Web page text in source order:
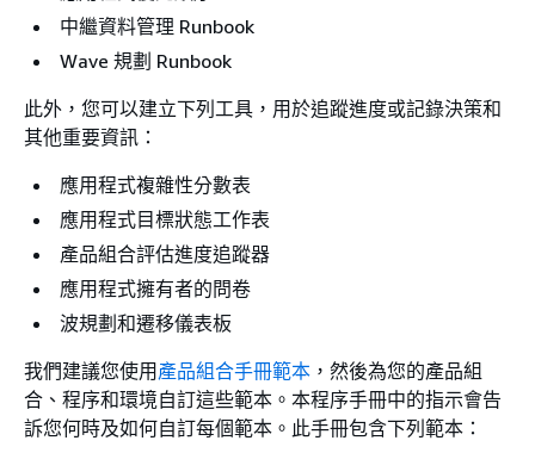
中繼資料管理 Runbook
Wave 規劃 Runbook
此外，您可以建立下列工具，用於追蹤進度或記錄決策和
其他重要資訊：
應用程式複雜性分數表
應用程式目標狀態工作表
產品組合評估進度追蹤器
應用程式擁有者的問卷
波規劃和遷移儀表板
我們建議您使用產品組合手冊範本 ，然後為您的產品組
合、程序和環境自訂這些範本。本程序手冊中的指示會告
訴您何時及如何自訂每個範本。此手冊包含下列範本：